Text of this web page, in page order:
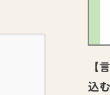
【
込